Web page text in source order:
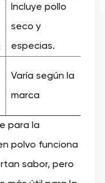
Incluye pollo
seco y
especias.
Varía según la
marca
para la
polvo funciona
sabor, pero